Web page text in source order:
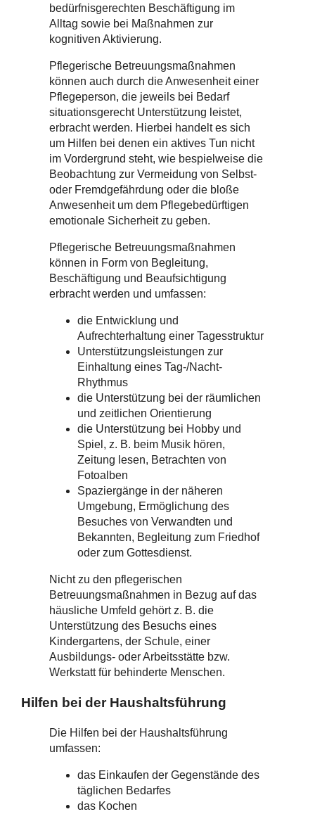
bedürfnisgerechten Beschäftigung im
Alltag sowie bei Maßnahmen zur
kognitiven Aktivierung.
Pflegerische Betreuungsmaßnahmen
können auch durch die Anwesenheit einer
Pflegeperson, die jeweils bei Bedarf
situationsgerecht Unterstützung leistet,
erbracht werden. Hierbei handelt es sich
um Hilfen bei denen ein aktives Tun nicht
im Vordergrund steht, wie bespielweise die
Beobachtung zur Vermeidung von Selbst-
oder Fremdgefährdung oder die bloße
Anwesenheit um dem Pflegebedürftigen
emotionale Sicherheit zu geben.
Pflegerische Betreuungsmaßnahmen
können in Form von Begleitung,
Beschäftigung und Beaufsichtigung
erbracht werden und umfassen:
die Entwicklung und
Aufrechterhaltung einer Tagesstruktur
Unterstützungsleistungen zur
Einhaltung eines Tag-/Nacht-
Rhythmus
die Unterstützung bei der räumlichen
und zeitlichen Orientierung
die Unterstützung bei Hobby und
Spiel, z. B. beim Musik hören,
Zeitung lesen, Betrachten von
Fotoalben
Spaziergänge in der näheren
Umgebung, Ermöglichung des
Besuches von Verwandten und
Bekannten, Begleitung zum Friedhof
oder zum Gottesdienst.
Nicht zu den pflegerischen
Betreuungsmaßnahmen in Bezug auf das
häusliche Umfeld gehört z. B. die
Unterstützung des Besuchs eines
Kindergartens, der Schule, einer
Ausbildungs- oder Arbeitsstätte bzw.
Werkstatt für behinderte Menschen.
Hilfen bei der Haushaltsführung
Die Hilfen bei der Haushaltsführung
umfassen:
das Einkaufen der Gegenstände des
täglichen Bedarfes
das Kochen